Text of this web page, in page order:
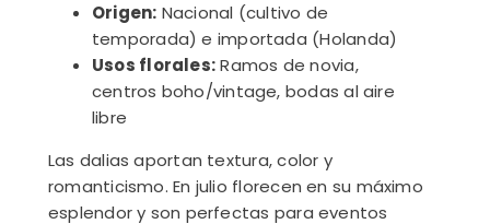
Origen: Nacional (cultivo de
temporada) e importada (Holanda)
Usos florales:Ramos de novia,
centros boho/vintage, bodas al aire
libre
Las dalias aportan textura, color y
romanticismo. En julio florecen en su máximo
esplendor y son perfectas para eventos